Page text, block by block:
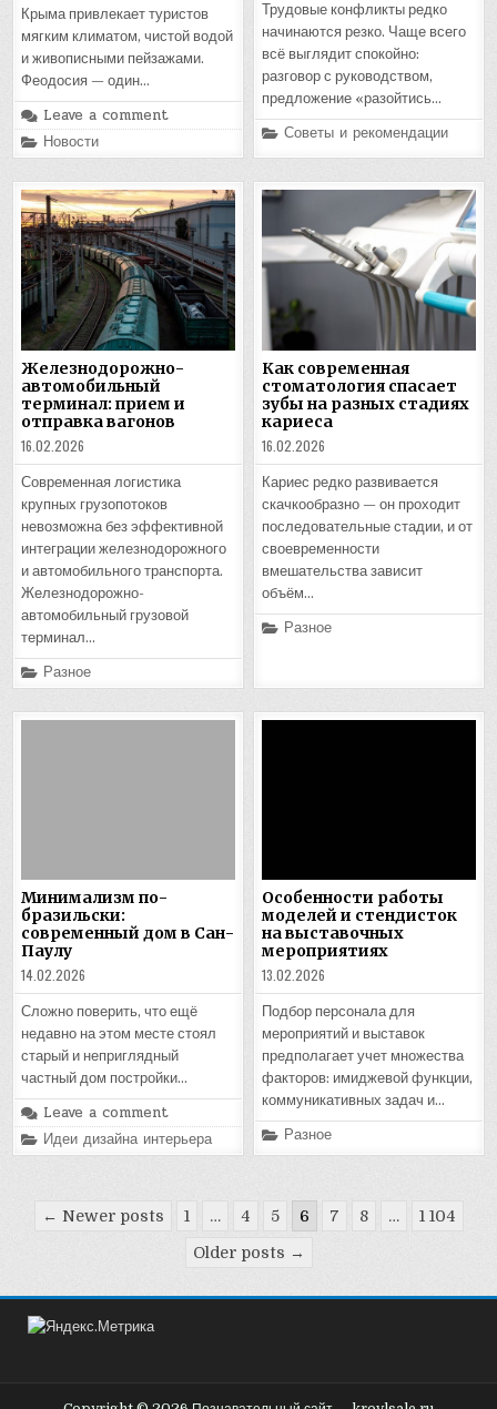
Крыма привлекает туристов
мягким климатом, чистой водой
и живописными пейзажами.
Феодосия — один…
Leave a comment
Posted
in
Новости
Трудовые конфликты редко
начинаются резко. Чаще всего
всё выглядит спокойно:
разговор с руководством,
предложение «разойтись…
Posted
Советы и рекомендации
Железнодорожно-
автомобильный
терминал: прием и
отправка вагонов
16.02.2026
Современная логистика
крупных грузопотоков
невозможна без эффективной
интеграции железнодорожного
и автомобильного транспорта.
Железнодорожно-
автомобильный грузовой
терминал…
Posted
in
Разное
Как современная
стоматология спасает
зубы на разных стадиях
кариеса
16.02.2026
Кариес редко развивается
скачкообразно — он проходит
последовательные стадии, и от
своевременности
вмешательства зависит
объём…
Posted
Разное
Минимализм по-
бразильски:
современный дом в Сан-
Паулу
14.02.2026
Сложно поверить, что ещё
недавно на этом месте стоял
старый и неприглядный
частный дом постройки…
Leave a comment
Posted
in
Идеи дизайна интерьера
Особенности работы
моделей и стендисток
на выставочных
мероприятиях
13.02.2026
Подбор персонала для
мероприятий и выставок
предполагает учет множества
факторов: имиджевой функции,
коммуникативных задач и…
Posted
Разное
Пагинация
← Newer posts 1 … 4 5 6 7 8 … 1 104
Older posts →